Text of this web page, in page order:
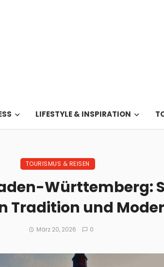
LIFESTYLE & INSPIRATION
TOURISMUS & REISEN
Württemberg:
Tradition und
März 20, 2026 0